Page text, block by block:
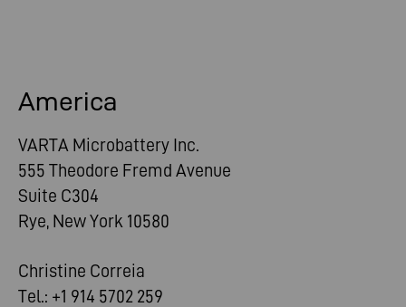
America
VARTA Microbattery Inc.
555 Theodore Fremd Avenue
Suite C304
Rye, New York 10580
Christine Correia
Tel.: +1 914 5702 259